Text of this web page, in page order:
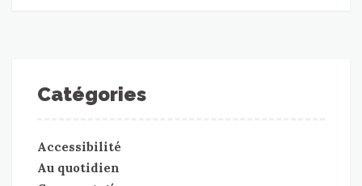
Catégories
Accessibilité
Au quotidien